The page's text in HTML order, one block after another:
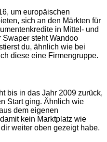
um europäischen
sich an den Märkten für
in Mittel- und
steht Wandoo
du, ähnlich wie bei
diese eine Firmengruppe.
bis in das Jahr 2009 zurück,
Start ging. Ähnlich wie
dem eigenen
kein Marktplatz wie
weiter oben gezeigt habe.